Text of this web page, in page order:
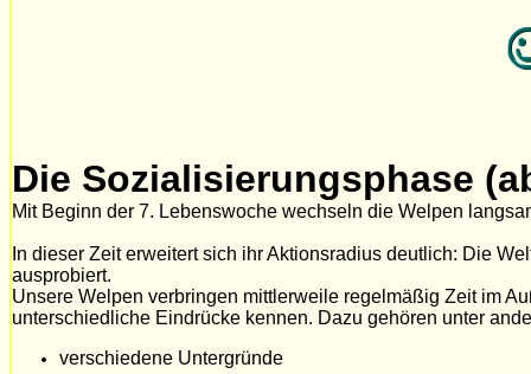
Die Sozialisierungsphase
Mit Beginn der 7. Lebenswoche wechseln die Welpen
In dieser Zeit erweitert sich ihr Aktionsradius deutlich: Die
ausprobiert.
Unsere Welpen verbringen mittlerweile regelmäßig Zeit im
unterschiedliche Eindrücke kennen. Dazu gehören unter
verschiedene Untergründe